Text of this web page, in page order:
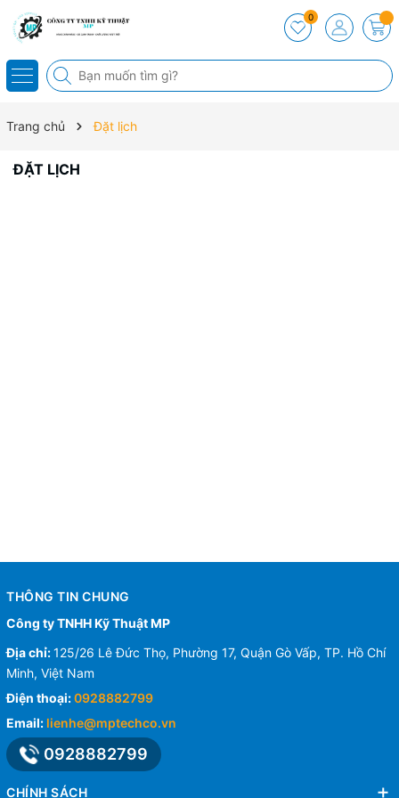
0
Trang chủ Đặt lịch
ĐẶT LỊCH
THÔNG TIN CHUNG
Công ty TNHH Kỹ Thuật MP
Địa chỉ:125/26 Lê Đức Thọ, Phường 17, Quận Gò Vấp, TP. Hồ Chí
Minh, Việt Nam
Điện thoại:0928882799
Email: lienhe@mptechco.vn
0928882799
CHÍNH SÁCH